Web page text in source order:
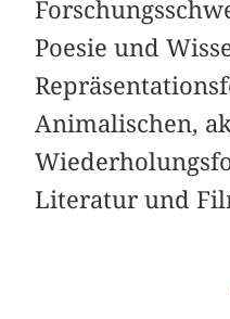
Poesie und
Animalischen,
Literatur und